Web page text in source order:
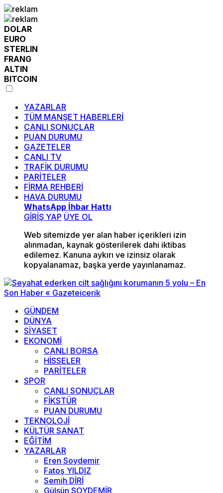
DOLAR
EURO
STERLIN
FRANG
ALTIN
BITCOIN
YAZARLAR
TÜM MANŞET HABERLERİ
CANLI SONUÇLAR
PUAN DURUMU
GAZETELER
CANLI TV
TRAFİK DURUMU
PARİTELER
FİRMA REHBERİ
HAVA DURUMU
WhatsApp İhbar Hattı
GİRİŞ YAP ÜYE OL
Web sitemizde yer alan haber içerikleri izin
alınmadan, kaynak gösterilerek dahi iktibas
edilemez. Kanuna aykırı ve izinsiz olarak
kopyalanamaz, başka yerde yayınlanamaz.
GÜNDEM
DÜNYA
SİYASET
EKONOMİ
CANLI BORSA
HİSSELER
PARİTELER
SPOR
CANLI SONUÇLAR
FİKSTÜR
PUAN DURUMU
TEKNOLOJİ
KÜLTÜR SANAT
EĞİTİM
YAZARLAR
Eren Soydemir
Fatoş YILDIZ
Semih DİRİ
Gülsün SOYDEMİR